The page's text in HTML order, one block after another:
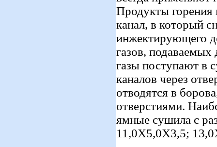
Продукты горения
канал, в который
инжектирующего
газов,
газы поступают в
каналов через
отводятся в
отверстиями.
ямные сушила с
11,0X5,0X3,5;